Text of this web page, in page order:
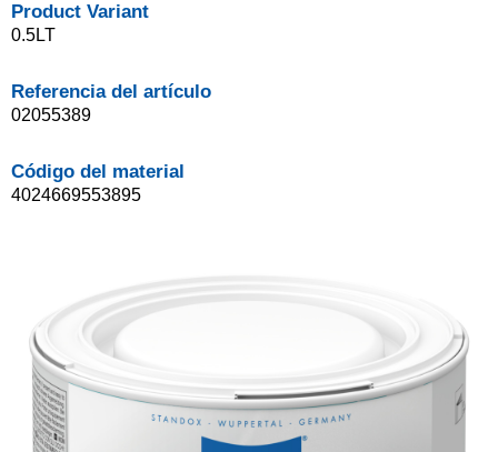
Product Variant
0.5LT
Referencia del artículo
02055389
Código del material
4024669553895